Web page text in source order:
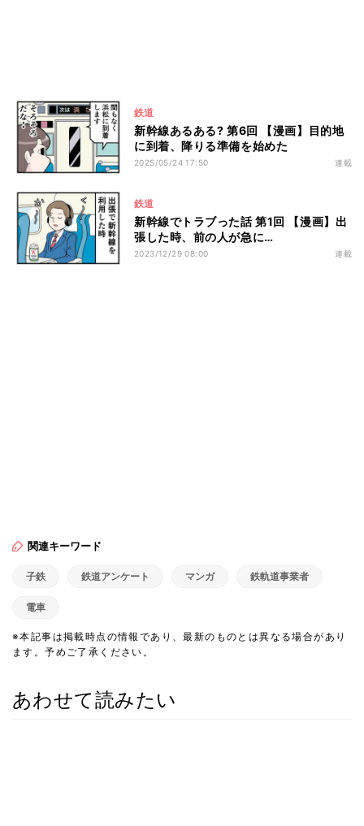
鉄道
新幹線あるある? 第6回 【漫画】目的地
に到着、降りる準備を始めた
2025/05/24 17:50 連載
鉄道
新幹線でトラブった話 第1回 【漫画】出
張した時、前の人が急に…
2023/12/29 08:00 連載
関連キーワード
子鉄 鉄道アンケート マンガ 鉄軌道事業者
電車
※本記事は掲載時点の情報であり、最新のものとは異なる場合があり
ます。予めご了承ください。
あわせて読みたい